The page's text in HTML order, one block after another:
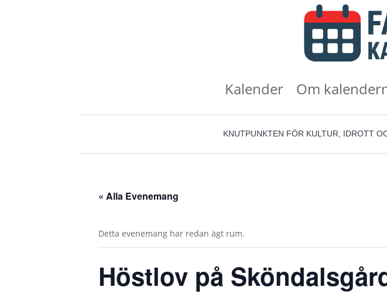
Kalender Om
KNUTPUNKTEN FÖR KULTUR, IDROTT
« Alla Evenemang
Detta evenemang har redan ägt rum.
Höstlov på